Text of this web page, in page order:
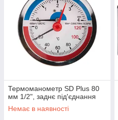
Термоманометр SD Plus 80
мм 1/2", заднє під'єднання
Немає в наявності